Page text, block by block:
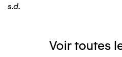
s.d.
Voir toutes